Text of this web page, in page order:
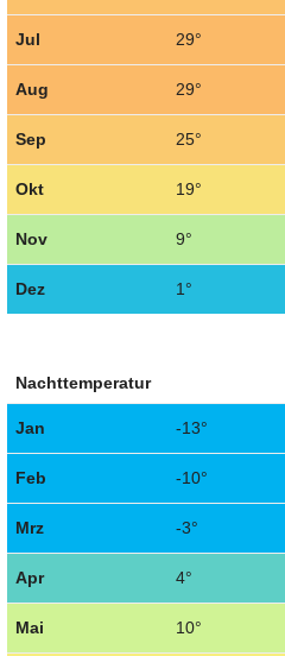
Jul 29°
Aug 29°
Sep 25°
Okt 19°
Nov 9°
Dez 1°
Nachttemperatur
Jan -13°
Feb -10°
Mrz -3°
Apr 4°
Mai 10°